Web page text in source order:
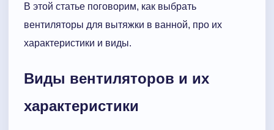
В этой статье поговорим, как выбрать
вентиляторы для вытяжки в ванной, про их
характеристики и виды.
Виды вентиляторов и их
характеристики